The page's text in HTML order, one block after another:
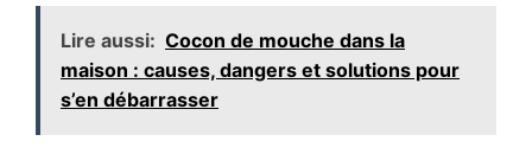
Lire aussi: Cocon de mouche dans la
maison : causes, dangers et solutions pour
s’en débarrasser